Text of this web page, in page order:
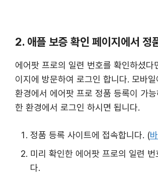
2. 애플 보증 확인 페이지에서 정
에어팟 프로의 일련 번호를 확인하셨다
이지에 방문하여 로그인 합니다. 모바
환경에서 에어팟 프로 정품 등록이 가
한 환경에서 로그인 하시면 됩니다.
정품 등록 사이트에 접속합니다. (
미리 확인한 에어팟 프로의 일련 번
다.